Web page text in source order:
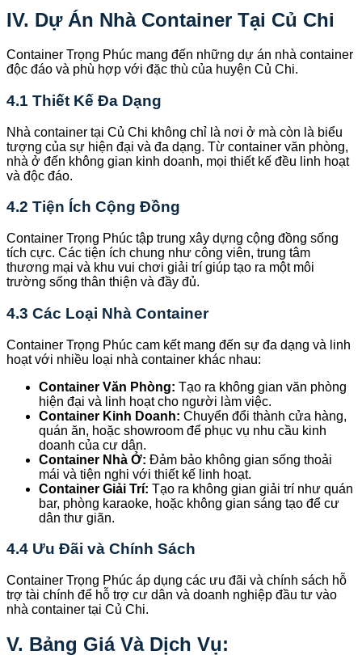
IV. Dự Án Nhà Container Tại Củ Chi
Container Trọng Phúc mang đến những dự án nhà container
độc đáo và phù hợp với đặc thù của huyện Củ Chi.
4.1 Thiết Kế Đa Dạng
Nhà container tại Củ Chi không chỉ là nơi ở mà còn là biểu
tượng của sự hiện đại và đa dạng. Từ container văn phòng,
nhà ở đến không gian kinh doanh, mọi thiết kế đều linh hoạt
và độc đáo.
4.2 Tiện Ích Cộng Đồng
Container Trọng Phúc tập trung xây dựng cộng đồng sống
tích cực. Các tiện ích chung như công viên, trung tâm
thương mại và khu vui chơi giải trí giúp tạo ra một môi
trường sống thân thiện và đầy đủ.
4.3 Các Loại Nhà Container
Container Trọng Phúc cam kết mang đến sự đa dạng và linh
hoạt với nhiều loại nhà container khác nhau:
Container Văn Phòng: Tạo ra không gian văn phòng
hiện đại và linh hoạt cho người làm việc.
Container Kinh Doanh: Chuyển đổi thành cửa hàng,
quán ăn, hoặc showroom để phục vụ nhu cầu kinh
doanh của cư dân.
Container Nhà Ở: Đảm bảo không gian sống thoải
mái và tiện nghi với thiết kế linh hoạt.
Container Giải Trí: Tạo ra không gian giải trí như quán
bar, phòng karaoke, hoặc không gian sáng tạo để cư
dân thư giãn.
4.4 Ưu Đãi và Chính Sách
Container Trọng Phúc áp dụng các ưu đãi và chính sách hỗ
trợ tài chính để hỗ trợ cư dân và doanh nghiệp đầu tư vào
nhà container tại Củ Chi.
V. Bảng Giá Và Dịch Vụ: